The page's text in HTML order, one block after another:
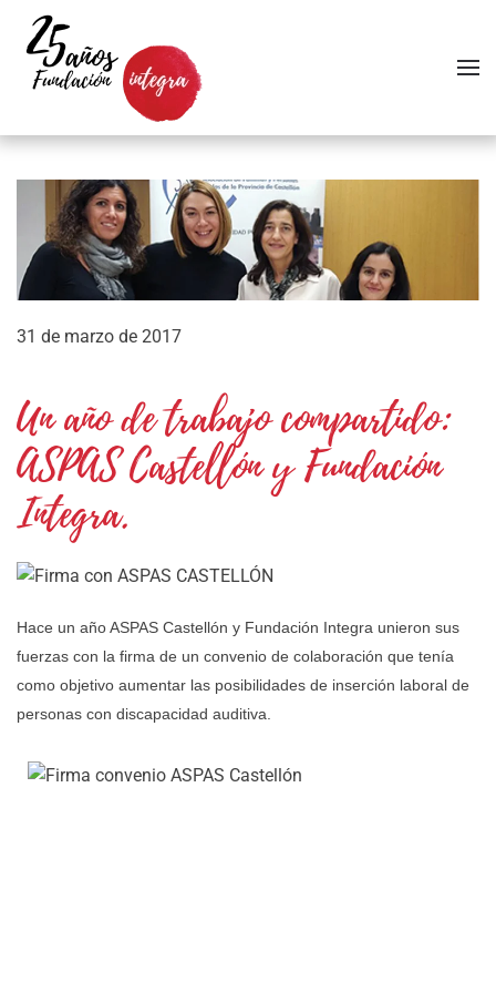
Skip to main content
31 de marzo de 2017
Un año de trabajo compartido:
ASPAS Castellón y Fundación
Integra.
Hace un año ASPAS Castellón y Fundación Integra unieron sus
fuerzas con la firma de un convenio de colaboración que tenía
como objetivo aumentar las posibilidades de inserción laboral de
personas con discapacidad auditiva.